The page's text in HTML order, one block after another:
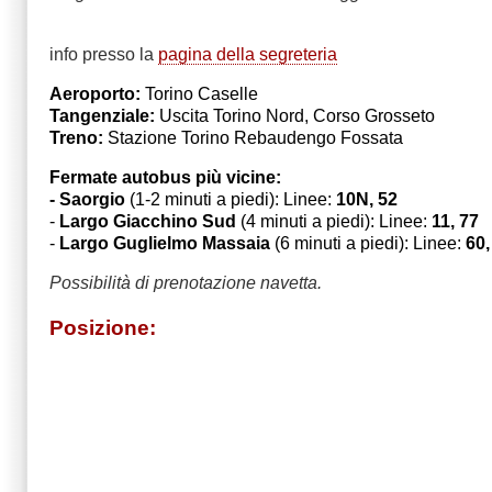
info presso la pagina della segreteria
Aeroporto: Torino Caselle
Tangenziale: Uscita Torino Nord, Corso Grosseto
Treno: Stazione Torino Rebaudengo Fossata
Fermate autobus più vicine:
- Saorgio (1-2 minuti a piedi): Linee: 10N, 52
- Largo Giacchino Sud (4 minuti a piedi): Linee: 11, 77
- Largo Guglielmo Massaia (6 minuti a piedi): Linee:
Possibilità di prenotazione navetta.
Posizione: